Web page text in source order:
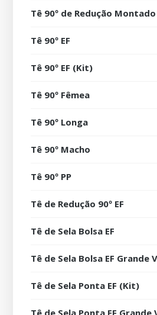
Tê 90º de Redução
Tê 90º EF
Tê 90º EF (Kit)
Tê 90º Fêmea
Tê 90º Longa
Tê 90º Macho
Tê 90º PP
Tê de Redução 90º EF
Tê de Sela Bolsa EF
Tê de Sela Bolsa EF Grande
Tê de Sela Ponta EF (Kit)